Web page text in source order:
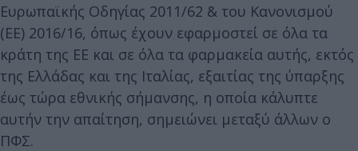
Ευρωπαϊκής Οδηγίας 2011/62 & του Κανονισμού
(ΕΕ) 2016/16, όπως έχουν εφαρμοστεί σε όλα τα
κράτη της ΕΕ και σε όλα τα φαρμακεία αυτής, εκτός
της Ελλάδας και της Ιταλίας, εξαιτίας της ύπαρξης
έως τώρα εθνικής σήμανσης, η οποία κάλυπτε
αυτήν την απαίτηση, σημειώνει μεταξύ άλλων ο
ΠΦΣ.